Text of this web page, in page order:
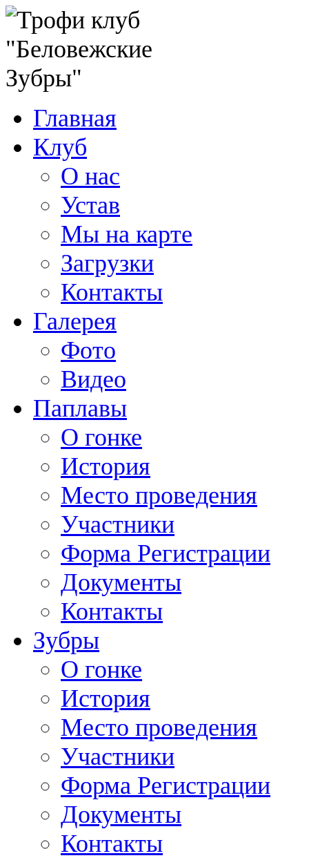
Главная
Клуб
О нас
Устав
Мы на карте
Загрузки
Контакты
Галерея
Фото
Видео
Паплавы
О гонке
История
Место проведения
Участники
Форма Регистрации
Документы
Контакты
Зубры
О гонке
История
Место проведения
Участники
Форма Регистрации
Документы
Контакты